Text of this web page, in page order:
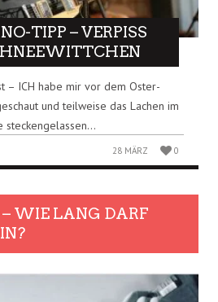
TIPP – VERPISS
– ICH habe mir vor dem Oster-
und teilweise das Lachen im
steckengelassen...
28 MÄRZ 0
WIE LANG DARF